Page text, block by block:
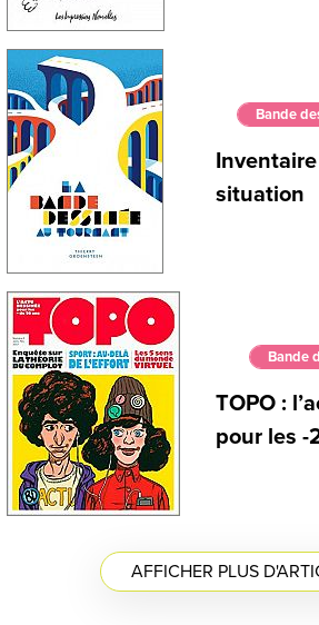
Bande
situation
Bande
TOPO :
pour les -
AFFICHER PLUS